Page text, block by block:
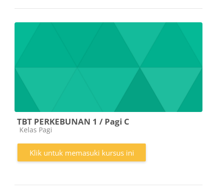
TBT PERKEBUNAN 1 / Pagi C
Kategori kursus
Kelas Pagi
Klik untuk memasuki kursus ini